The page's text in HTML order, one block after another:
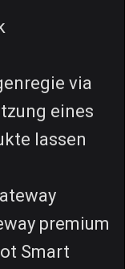
via
eines
lassen
premium
Smart